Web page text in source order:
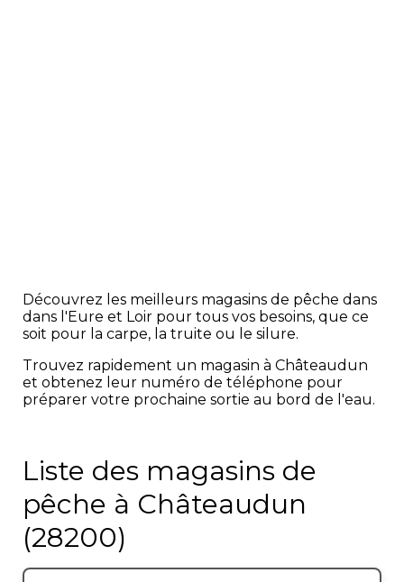
Découvrez les meilleurs magasins de pêche dans
dans l'Eure et Loir pour tous vos besoins, que ce
soit pour la carpe, la truite ou le silure.
Trouvez rapidement un magasin à Châteaudun
et obtenez leur numéro de téléphone pour
préparer votre prochaine sortie au bord de l'eau.
Liste des magasins de
pêche à Châteaudun
(28200)